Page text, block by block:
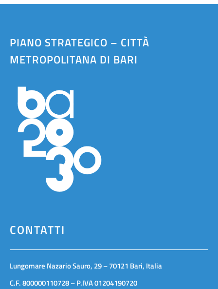
PIANO STRATEGICO – CITTÀ
METROPOLITANA DI BARI
CONTATTI
Lungomare Nazario Sauro, 29 – 70121 Bari, Italia
C.F. 800000110728 – P.IVA 01204190720